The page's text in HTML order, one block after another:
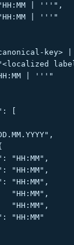
| '''",
| '''"
key> |
| '''"
[
"HH:MM",
"HH:MM",
"HH:MM",
"HH:MM",
"HH:MM",
"HH:MM"